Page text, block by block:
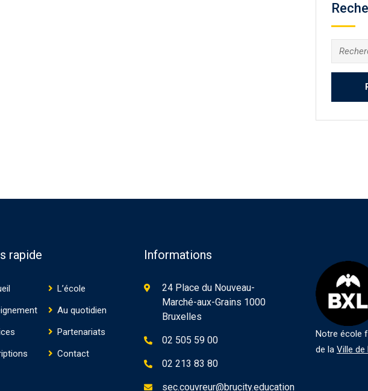
rapide
L’école
Au quotidien
Partenariats
Contact
Informations
24 Place du Nouveau-
Marché-aux-Grains 1000
Bruxelles
02 505 59 00
02 213 83 80
sec.couvreur@brucity.education
Notre école
de la Ville de